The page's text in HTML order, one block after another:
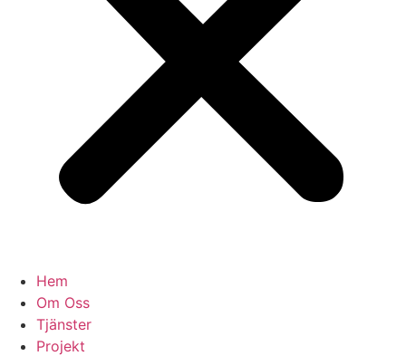
Hem
Om Oss
Tjänster
Projekt